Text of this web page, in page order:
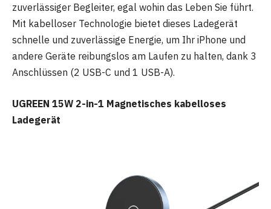
zuverlässiger Begleiter, egal wohin das Leben Sie führt.
Mit kabelloser Technologie bietet dieses Ladegerät
schnelle und zuverlässige Energie, um Ihr iPhone und
andere Geräte reibungslos am Laufen zu halten, dank 3
Anschlüssen (2 USB-C und 1 USB-A).
UGREEN 15W 2-in-1 Magnetisches kabelloses
Ladegerät